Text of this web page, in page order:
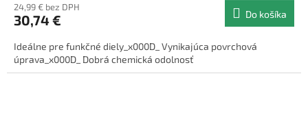
24,99 € bez DPH
30,74 € Do košíka
Ideálne pre funkčné diely_x000D_ Vynikajúca povrchová
úprava_x000D_ Dobrá chemická odolnosť